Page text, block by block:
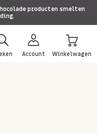
producten smelten
Account Winkelwagen